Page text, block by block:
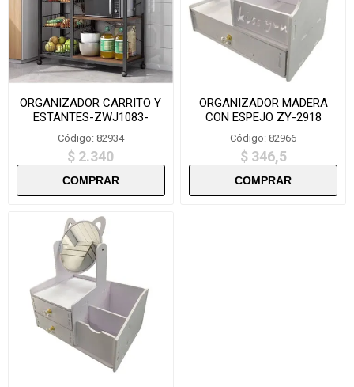
ORGANIZADOR CARRITO Y
ESTANTES-ZWJ1083-
108X83X31.5 CM
Código: 82934
$ 2.340
ORGANIZADOR MADERA
CON ESPEJO ZY-2918
Código: 82966
$ 346,5